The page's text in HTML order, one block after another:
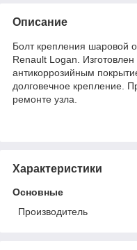
Описание
Болт крепления шаровой
Renault Logan.
антикоррозийным
долговечное крепление.
ремонте узла.
Характеристики
Основные
Производитель